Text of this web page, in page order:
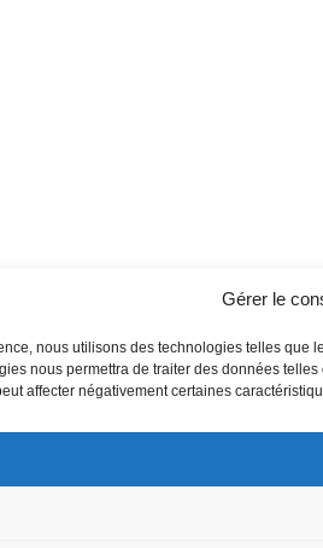
Gérer le
nous utilisons des technologies telles
nous permettra de traiter des données
affecter négativement certaines